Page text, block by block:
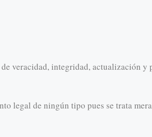
veracidad, integridad, actualización y
legal de ningún tipo pues se trata